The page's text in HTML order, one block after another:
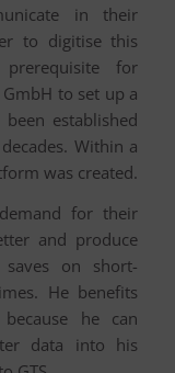
in their
to digitise this
for
to set up a
established
Within a
was created.
for their
and produce
on short-
He benefits
he can
data into his